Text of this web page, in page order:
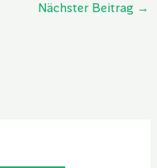
Nächster Beitrag →